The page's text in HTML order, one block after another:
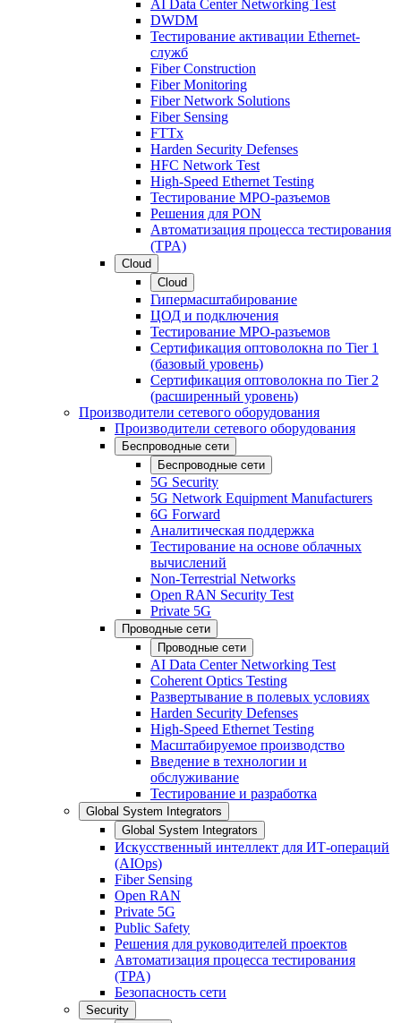
AI Data Center Networking Test
DWDM
Тестирование активации Ethernet-
служб
Fiber Construction
Fiber Monitoring
Fiber Network Solutions
Fiber Sensing
FTTx
Harden Security Defenses
HFC Network Test
High-Speed Ethernet Testing
Тестирование МРО-разъемов
Решения для PON
Автоматизация процесса тестирования
(TPA)
Cloud
Cloud
Гипермасштабирование
ЦОД и подключения
Тестирование МРО-разъемов
Сертификация оптоволокна по Tier 1
(базовый уровень)
Сертификация оптоволокна по Tier 2
(расширенный уровень)
Производители сетевого оборудования
Производители сетевого оборудования
Беспроводные сети
Беспроводные сети
5G Security
5G Network Equipment Manufacturers
6G Forward
Аналитическая поддержка
Тестирование на основе облачных
вычислений
Non-Terrestrial Networks
Open RAN Security Test
Private 5G
Проводные сети
Проводные сети
AI Data Center Networking Test
Coherent Optics Testing
Развертывание в полевых условиях
Harden Security Defenses
High-Speed Ethernet Testing
Масштабируемое производство
Введение в технологии и
обслуживание
Тестирование и разработка
Global System Integrators
Global System Integrators
Искусственный интеллект для ИТ-операций
(AIOps)
Fiber Sensing
Open RAN
Private 5G
Public Safety
Решения для руководителей проектов
Автоматизация процесса тестирования
(TPA)
Безопасность сети
Security